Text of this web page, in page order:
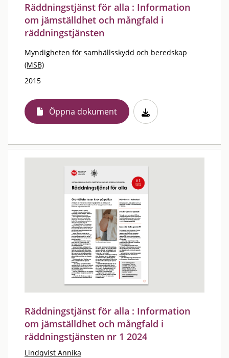
Räddningstjänst för alla : Information
om jämställdhet och mångfald i
räddningstjänsten
Myndigheten för samhällsskydd och beredskap
(MSB)
2015
Öppna dokument
Räddningstjänst för alla : Information
om jämställdhet och mångfald i
räddningstjänsten nr 1 2024
Lindqvist Annika